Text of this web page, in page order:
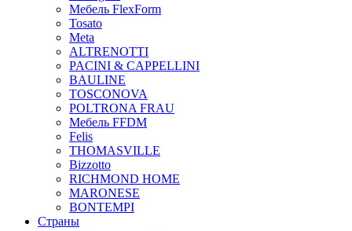
Мебель FlexForm
Tosato
Meta
ALTRENOTTI
PACINI & CAPPELLINI
BAULINE
TOSCONOVA
POLTRONA FRAU
Мебель FFDM
Felis
THOMASVILLE
Bizzotto
RICHMOND HOME
MARONESE
BONTEMPI
Страны